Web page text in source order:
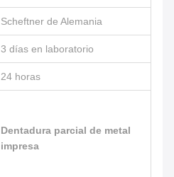
Scheftner de Alemania
3 días en laboratorio
24 horas
Dentadura parcial de metal
impresa